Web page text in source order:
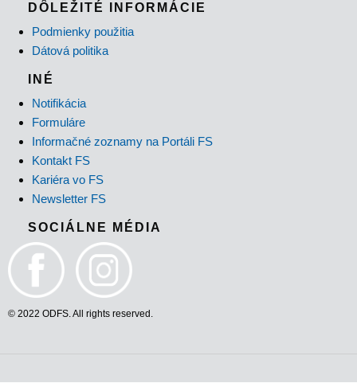
DÔLEŽITÉ INFORMÁCIE
Podmienky použitia
Dátová politika
INÉ
Notifikácia
Formuláre
Informačné zoznamy na Portáli FS
Kontakt FS
Kariéra vo FS
Newsletter FS
SOCIÁLNE MÉDIA
© 2022 ODFS. All rights reserved.